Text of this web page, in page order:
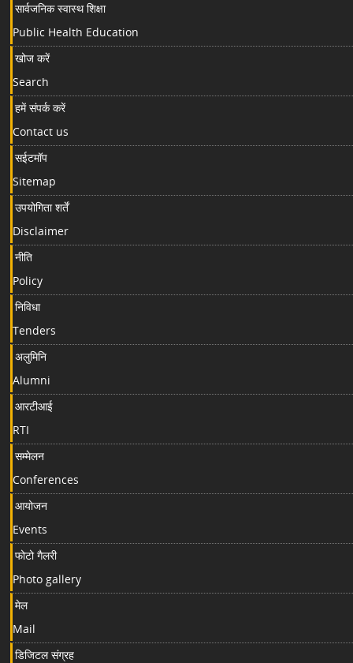
सार्वजनिक स्वास्थ शिक्षा
Public Health Education
खोज करें
Search
हमें संपर्क करें
Contact us
सईटमॉप
Sitemap
उपयोगिता शर्तें
Disclaimer
नीति
Policy
निविधा
Tenders
अलुमिनि
Alumni
आरटीआई
RTI
सम्मेलन
Conferences
आयोजन
Events
फोटो गैलरी
Photo gallery
मेल
Mail
डिजिटल संग्रह